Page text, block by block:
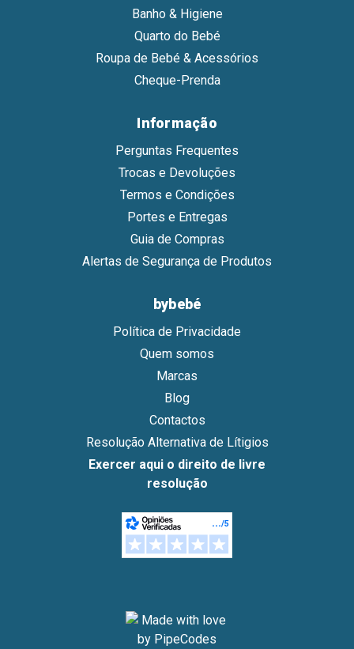
Banho & Higiene
Quarto do Bebé
Roupa de Bebé & Acessórios
Cheque-Prenda
Informação
Perguntas Frequentes
Trocas e Devoluções
Termos e Condições
Portes e Entregas
Guia de Compras
Alertas de Segurança de Produtos
bybebé
Política de Privacidade
Quem somos
Marcas
Blog
Contactos
Resolução Alternativa de Lítigios
Exercer aqui o direito de livre
resolução